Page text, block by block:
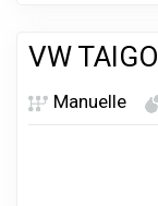
VW TAIGO
Manuelle